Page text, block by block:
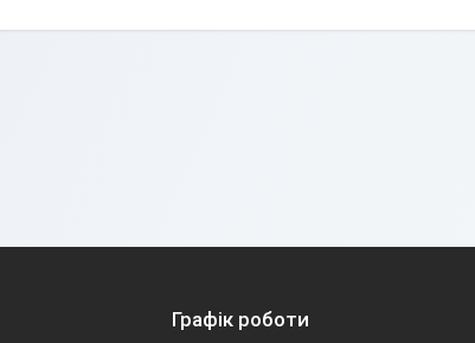
Графік роботи